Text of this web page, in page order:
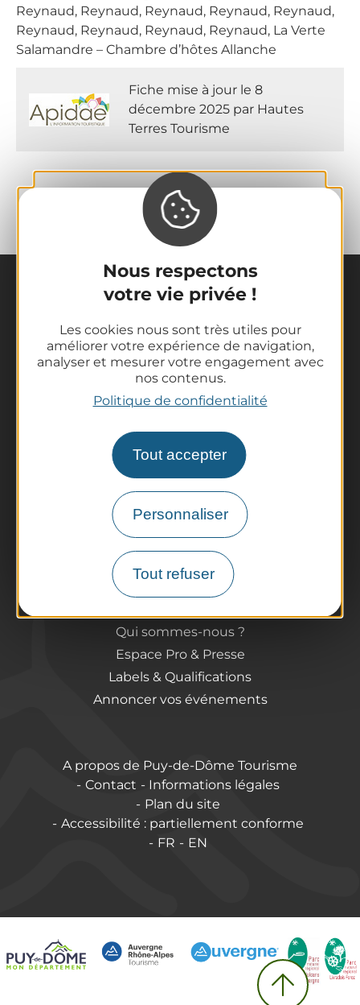
Nous respectons
votre vie privée !
Les cookies nous sont très utiles pour
améliorer votre expérience de navigation,
analyser et mesurer votre engagement avec
nos contenus.
Politique de confidentialité
Tout accepter
Personnaliser
Tout refuser
Reynaud, Reynaud, Reynaud, Reynaud, Reynaud,
Reynaud, Reynaud, Reynaud, Reynaud, La Verte
Salamandre – Chambre d’hôtes Allanche
Fiche mise à jour le 8
décembre 2025 par Hautes
Terres Tourisme
Nos incontournables
L'Auvergne des Volcans
Randonnées
Tout l'agenda
Préparer son voyage
Informations pratiques
Offices de Tourisme
Comment venir ?
Destination accessible
Pro / Partenaires
Qui sommes-nous ?
Espace Pro & Presse
Labels & Qualifications
Annoncer vos événements
A propos de Puy-de-Dôme Tourisme
Contact
Informations légales
Plan du site
Accessibilité : partiellement conforme
FR
EN